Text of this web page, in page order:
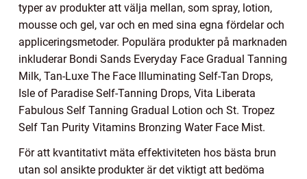
typer av produkter att välja mellan, som spray, lotion,
mousse och gel, var och en med sina egna fördelar och
appliceringsmetoder. Populära produkter på marknaden
inkluderar Bondi Sands Everyday Face Gradual Tanning
Milk, Tan-Luxe The Face Illuminating Self-Tan Drops,
Isle of Paradise Self-Tanning Drops, Vita Liberata
Fabulous Self Tanning Gradual Lotion och St. Tropez
Self Tan Purity Vitamins Bronzing Water Face Mist.
För att kvantitativt mäta effektiviteten hos bästa brun
utan sol ansikte produkter är det viktigt att bedöma